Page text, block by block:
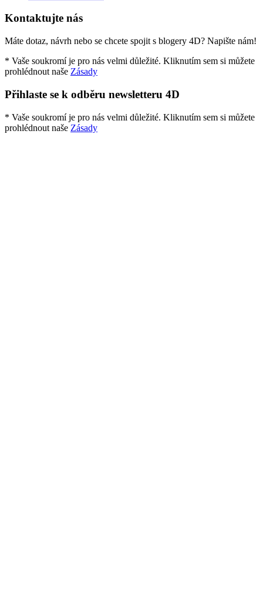
Kontaktujte nás
Máte dotaz, návrh nebo se chcete spojit s blogery 4D? Napište nám!
* Vaše soukromí je pro nás velmi důležité. Kliknutím sem si můžete
prohlédnout naše Zásady
Přihlaste se k odběru newsletteru 4D
* Vaše soukromí je pro nás velmi důležité. Kliknutím sem si můžete
prohlédnout naše Zásady